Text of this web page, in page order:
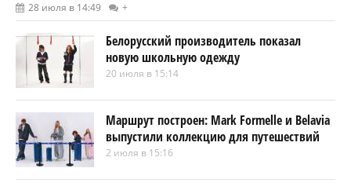
28 июля в 14:49 +
Белорусский производитель показал
новую школьную одежду
20 июля в 15:14
Маршрут построен: Mark Formelle и Belavia
выпустили коллекцию для путешествий
2 июля в 15:16